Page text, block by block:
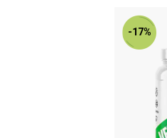
-17%